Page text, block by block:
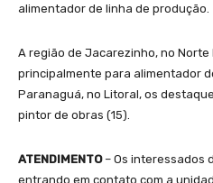
alimentador de linha de produção.
A região de Jacarezinho, no
principalmente para alimentador
Paranaguá, no Litoral, os
pintor de obras (15).
ATENDIMENTO – Os interessados
entrando em contato com a